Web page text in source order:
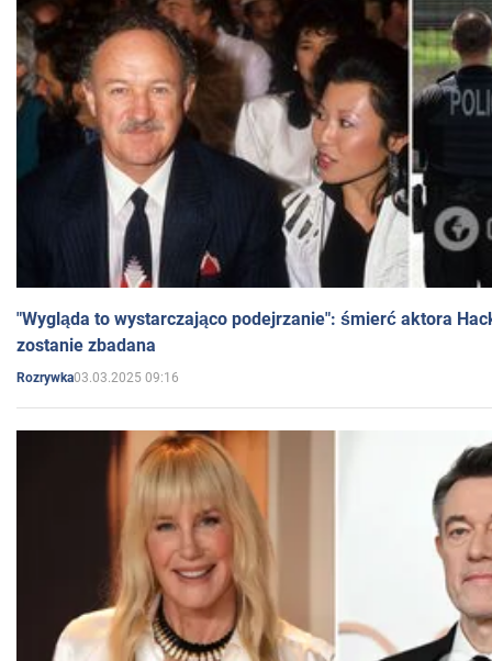
"Wygląda to wystarczająco podejrzanie": śmierć aktora
zostanie zbadana
Rozrywka03.03.2025 09:16